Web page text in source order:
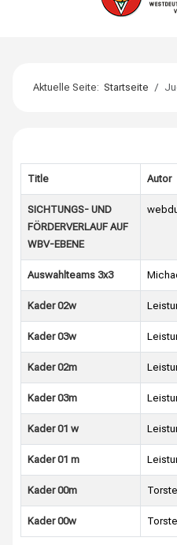
Aktuelle Seite:Startseite
Title Autor
SICHTUNGS- UND
FÖRDERVERLAUF AUF
WBV-EBENE
Auswahlteams 3x3
Kader 02w
Kader 03w
Kader 02m
Kader 03m
Kader 01 w
Kader 01 m
Kader 00m
Kader 00w